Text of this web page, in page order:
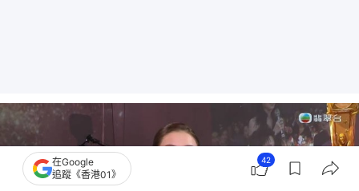
在Google
追蹤《香港01》
42